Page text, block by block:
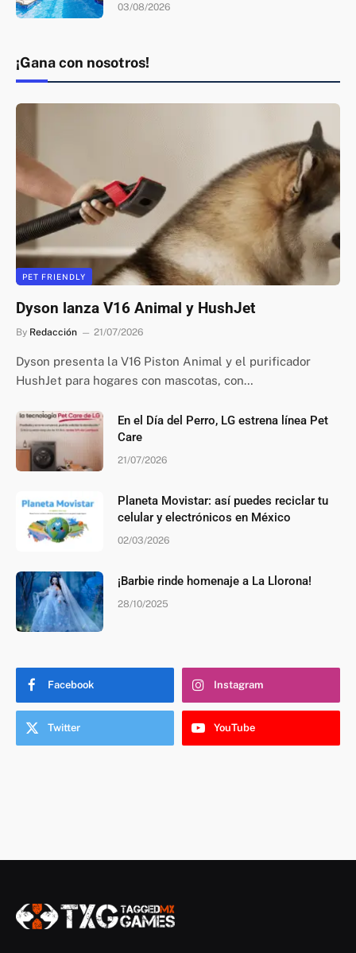
03/08/2026
¡Gana con nosotros!
PET FRIENDLY
Dyson lanza V16 Animal y HushJet
By Redacción 21/07/2026
Dyson presenta la V16 Piston Animal y el purificador
HushJet para hogares con mascotas, con…
En el Día del Perro, LG estrena línea Pet
Care
21/07/2026
Planeta Movistar: así puedes reciclar tu
celular y electrónicos en México
02/03/2026
¡Barbie rinde homenaje a La Llorona!
28/10/2025
Facebook Instagram
Twitter YouTube